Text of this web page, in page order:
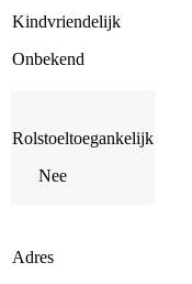
Kindvriendelijk
Onbekend
Rolstoeltoegankelijk
Nee
Adres